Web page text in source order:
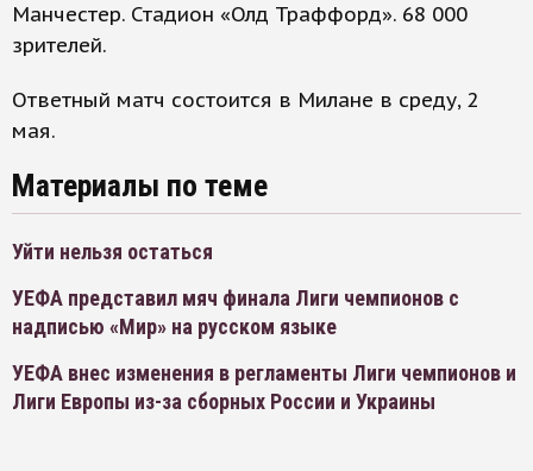
Манчестер. Стадион «Олд Траффорд». 68 000
зрителей.
Ответный матч состоится в Милане в среду, 2
мая.
Материалы по теме
Уйти нельзя остаться
УЕФА представил мяч финала Лиги чемпионов с
надписью «Мир» на русском языке
УЕФА внес изменения в регламенты Лиги чемпионов и
Лиги Европы из-за сборных России и Украины